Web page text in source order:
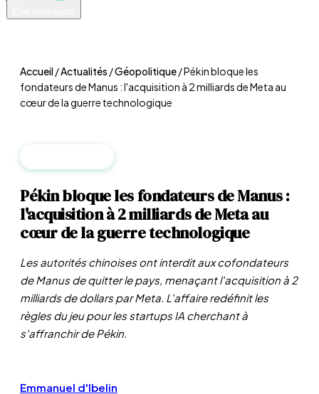
Accueil/Actualités /Géopolitique/Pékin bloque les
fondateurs de Manus : l'acquisition à 2 milliards de Meta au
cœur de la guerre technologique
Pékin bloque les fondateurs de Manus :
l'acquisition à 2 milliards de Meta au
cœur de la guerre technologique
Les autorités chinoises ont interdit aux cofondateurs
de Manus de quitter le pays, menaçant l'acquisition à 2
milliards de dollars par Meta. L'affaire redéfinit les
règles du jeu pour les startups IA cherchant à
s'affranchir de Pékin.
Emmanuel d'Ibelin